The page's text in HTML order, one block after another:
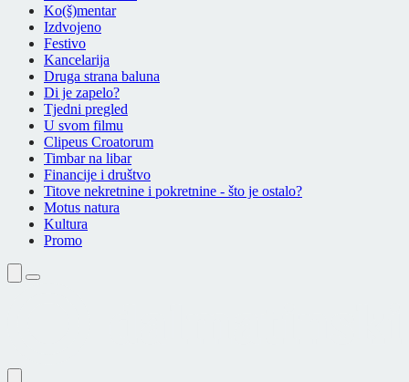
Ko(š)mentar
Izdvojeno
Festivo
Kancelarija
Druga strana baluna
Di je zapelo?
Tjedni pregled
U svom filmu
Clipeus Croatorum
Timbar na libar
Financije i društvo
Titove nekretnine i pokretnine - što je ostalo?
Motus natura
Kultura
Promo